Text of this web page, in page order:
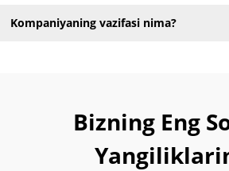
Kompaniyaning vazifasi nima?
Bizning Eng